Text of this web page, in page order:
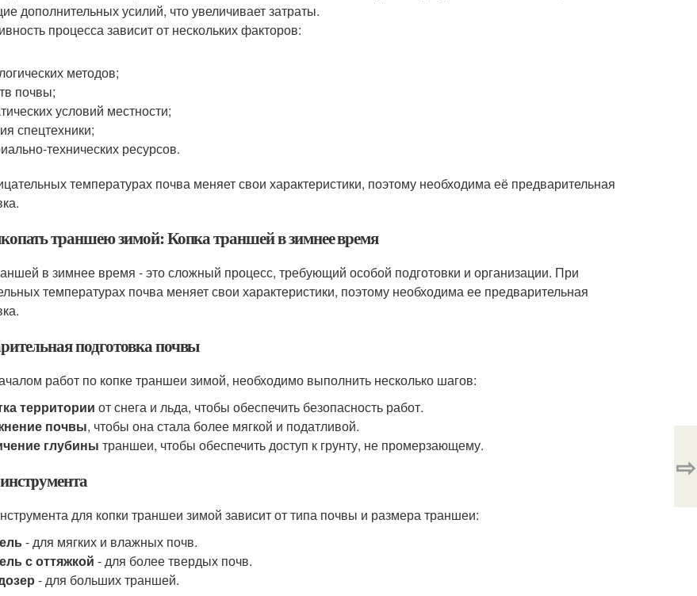
дополнительных усилий, что увеличивает затраты.
процесса зависит от нескольких факторов:
методов;
почвы;
условий местности;
спецтехники;
технических ресурсов.
температурах почва меняет свои характеристики, поэтому необходима её предварительная
траншею зимой: Копка траншей в зимнее время
в зимнее время - это сложный процесс, требующий особой подготовки и организации. При
температурах почва меняет свои характеристики, поэтому необходима ее предварительная
подготовка почвы
работ по копке траншеи зимой, необходимо выполнить несколько шагов:
территории от снега и льда, чтобы обеспечить безопасность работ.
почвы, чтобы она стала более мягкой и податливой.
глубины траншеи, чтобы обеспечить доступ к грунту, не промерзающему.
для копки траншеи зимой зависит от типа почвы и размера траншеи:
- для мягких и влажных почв.
с оттяжкой - для более твердых почв.
- для больших траншей.
⇨